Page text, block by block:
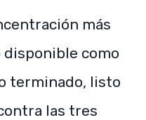
más
como
terminado, listo
las tres